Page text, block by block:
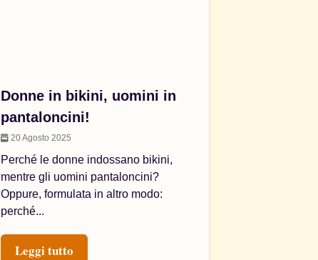
Donne in bikini, uomini in
pantaloncini!
20 Agosto 2025
Perché le donne indossano bikini,
mentre gli uomini pantaloncini?
Oppure, formulata in altro modo:
perché...
Leggi tutto